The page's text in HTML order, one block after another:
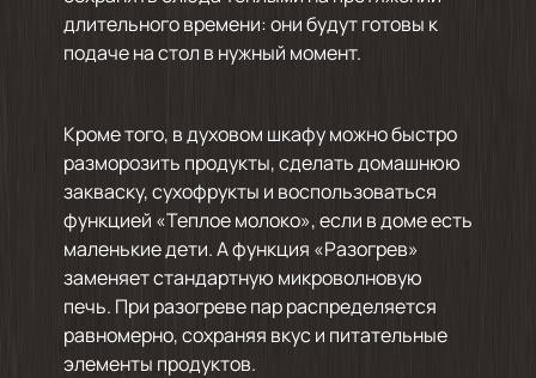
длительного времени: они будут готовы к
подаче на стол в нужный момент.
Кроме того, в духовом шкафу можно быстро
разморозить продукты, сделать домашнюю
закваску, сухофрукты и воспользоваться
функцией «Теплое молоко», если в доме есть
маленькие дети. А функция «Разогрев»
заменяет стандартную микроволновую
печь. При разогреве пар распределяется
равномерно, сохраняя вкус и питательные
элементы продуктов.